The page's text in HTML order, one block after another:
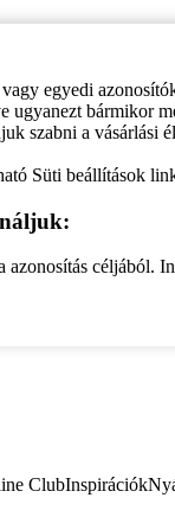
egyedi
ugyanezt bármikor
szabni a vásárlási
Süti beállítások
céljából.
ClubInspirációk